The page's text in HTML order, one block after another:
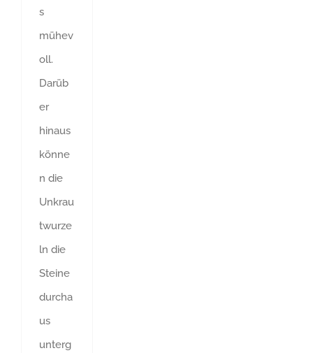
s
mühev
oll.
Darüb
er
hinaus
könne
n die
Unkrau
twurze
ln die
Steine
durcha
us
unterg